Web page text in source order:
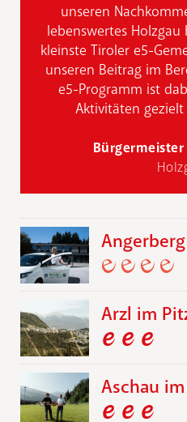
unseren
lebenswertes Holzgau
kleinste Tiroler e5-
unseren Beitrag im
e5-Programm ist
Aktivitäten
Angerberg
Arzl im
Aschau